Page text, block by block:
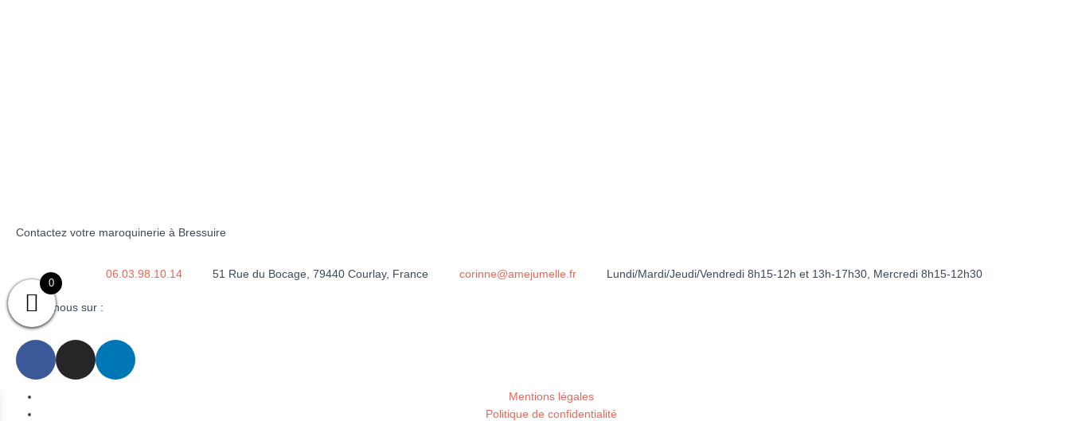
Contactez votre maroquinerie à Bressuire
06.03.98.10.14 51 Rue du Bocage, 79440 Courlay, France corinne@amejumelle.fr Lundi/Mardi/Jeudi/Vendredi 8h15-12h et 13h-17h30, Mercredi 8h15-12h30
Suivez-nous sur :
Mentions légales
Politique de confidentialité
0